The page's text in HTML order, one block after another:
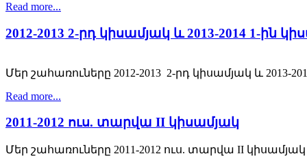
Read more...
2012-2013 2-րդ կիսամյակ և 2013-2014 1-ին
Մեր շահառուները 2012-2013 2-րդ կիսամյակ և 2013-
Read more...
2011-2012 ուս. տարվա II կիսամյակ
Մեր շահառուները 2011-2012 ուս. տարվա II